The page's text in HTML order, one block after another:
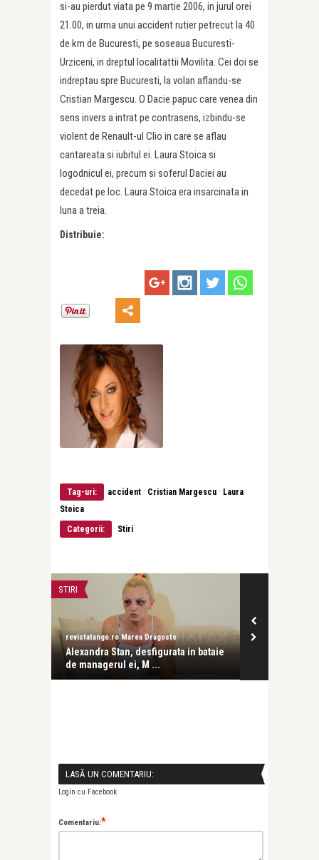
si-au pierdut viata pe 9 martie 2006, in jurul orei
21.00, in urma unui accident rutier petrecut la 40
de km de Bucuresti, pe soseaua Bucuresti-
Urziceni, in dreptul localitattii Movilita. Cei doi se
indreptau spre Bucuresti, la volan aflandu-se
Cristian Margescu. O Dacie papuc care venea din
sens invers a intrat pe contrasens, izbindu-se
violent de Renault-ul Clio in care se aflau
cantareata si iubitul ei. Laura Stoica si
logodnicul ei, precum si soferul Daciei au
decedat pe loc. Laura Stoica era insarcinata in
luna a treia.
Distribuie:
Tag-uri: accident · Cristian Margescu · Laura
Stoica
Categorii:
Stiri
STIRI
revistatango.ro Marea Dragoste
Alexandra Stan, desfigurata in bataie
de managerul ei, M ...
LASĂ UN COMENTARIU:
Login cu Facebook
Comentariu:*